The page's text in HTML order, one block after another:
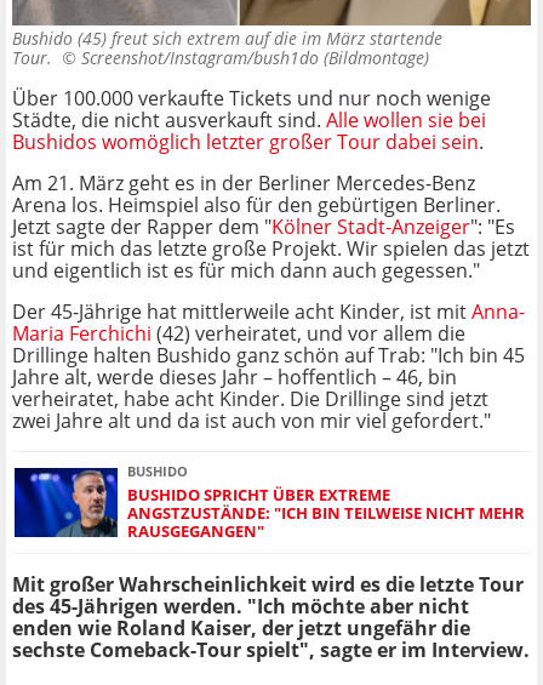
Bushido (45) freut sich extrem auf die im März startende
Tour. © Screenshot/Instagram/bush1do (Bildmontage)
Über 100.000 verkaufte Tickets und nur noch wenige
Städte, die nicht ausverkauft sind. Alle wollen sie bei
Bushidos womöglich letzter großer Tour dabei sein.
Am 21. März geht es in der Berliner Mercedes-Benz
Arena los. Heimspiel also für den gebürtigen Berliner.
Jetzt sagte der Rapper dem "Kölner Stadt-Anzeiger": "Es
ist für mich das letzte große Projekt. Wir spielen das jetzt
und eigentlich ist es für mich dann auch gegessen."
Der 45-Jährige hat mittlerweile acht Kinder, ist mitAnna-
Maria Ferchichi (42) verheiratet, und vor allem die
Drillinge halten Bushido ganz schön auf Trab: "Ich bin 45
Jahre alt, werde dieses Jahr – hoffentlich – 46, bin
verheiratet, habe acht Kinder. Die Drillinge sind jetzt
zwei Jahre alt und da ist auch von mir viel gefordert."
BUSHIDO
BUSHIDO SPRICHT ÜBER EXTREME
ANGSTZUSTÄNDE: "ICH BIN TEILWEISE NICHT MEHR
RAUSGEGANGEN"
Mit großer Wahrscheinlichkeit wird es die letzte Tour
des 45-Jährigen werden. "Ich möchte aber nicht
enden wie Roland Kaiser, der jetzt ungefähr die
sechste Comeback-Tour spielt", sagte er im Interview.